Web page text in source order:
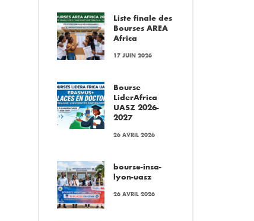
Liste finale des
Bourses AREA
Africa
17 JUIN 2026
Bourse
LiderAfrica
UASZ 2026-
2027
26 AVRIL 2026
bourse-insa-
lyon-uasz
26 AVRIL 2026